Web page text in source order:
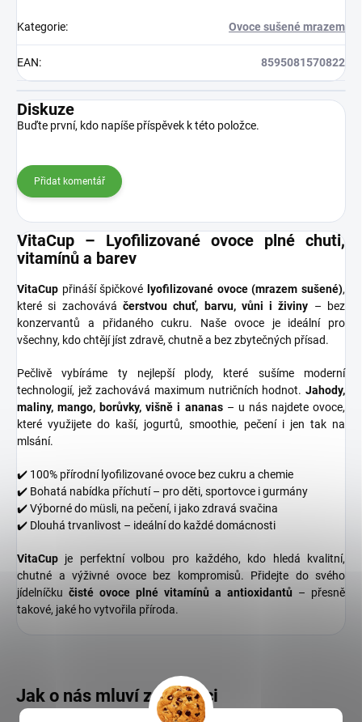
Kategorie: Ovoce sušené mrazem
EAN: 8595081570822
Diskuze
Buďte první, kdo napíše příspěvek k této položce.
Přidat komentář
VitaCup – Lyofilizované ovoce plné chuti,
vitamínů a barev
VitaCup přináší špičkové lyofilizované ovoce (mrazem sušené),
které si zachovává čerstvou chuť, barvu, vůni i živiny – bez
konzervantů a přidaného cukru. Naše ovoce je ideální pro
všechny, kdo chtějí jíst zdravě, chutně a bez zbytečných přísad.
Pečlivě vybíráme ty nejlepší plody, které sušíme moderní
technologií, jež zachovává maximum nutričních hodnot. Jahody,
maliny, mango, borůvky, višně i ananas– u nás najdete ovoce,
které využijete do kaší, jogurtů, smoothie, pečení i jen tak na
mlsání.
✔️ 100% přírodní lyofilizované ovoce bez cukru a chemie
✔️ Bohatá nabídka příchutí – pro děti, sportovce i gurmány
✔️ Výborné do müsli, na pečení, i jako zdravá svačina
✔️ Dlouhá trvanlivost – ideální do každé domácnosti
VitaCup je perfektní volbou pro každého, kdo hledá kvalitní,
chutné a výživné ovoce bez kompromisů. Přidejte do svého
jídelníčku čisté ovoce plné vitamínů a antioxidantů – přesně
takové, jaké ho vytvořila příroda.